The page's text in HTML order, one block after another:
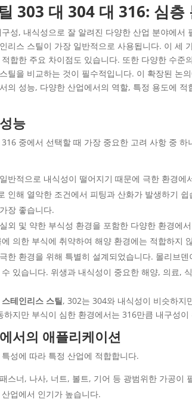
303 대 304 대 316: 심층
성, 내식성으로 잘 알려진 다양한 산업 분야에서
리스 스틸이 가장 일반적으로 사용됩니다. 이 세
합한 주요 차이점도 있습니다. 또한 다양한 수준
틸을 비교하는 것이 필수적입니다. 이 확장된 논
의 성능, 다양한 산업에서의 역할, 특정 용도에
능
중에서 선택할 때 가장 중요한 고려 사항 중
반적으로 내식성이 떨어지기 때문에 극한 환경
인해 열악한 조건에서 피팅과 산화가 발생하기
장 좋습니다.
외 및 약한 부식성 환경을 포함한 다양한 환경에
의한 부식에 취약하여 해양 환경에는 적합하지
한 환경을 위해 특별히 설계되었습니다. 몰리브
있습니다. 위생과 내식성이 중요한 해양, 의료,
테인리스 스틸, 302는 304와 내식성이 비슷하지
하지만 부식이 심한 환경에서는 316만큼 내구성
서의 애플리케이션
성에 따라 특정 산업에 적합합니다.
스너, 나사, 너트, 볼트, 기어 등 광범위한 가공이
업에서 인기가 높습니다.